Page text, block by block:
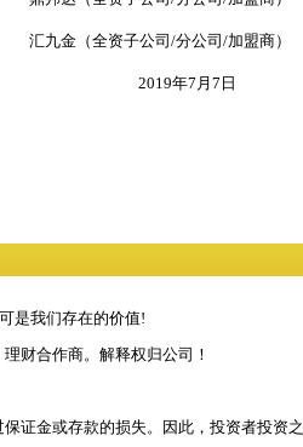
汇九金（全资子公司/分公司 /加盟商）
2019年7月7日
是我们存在的价值!
财合作商。解释权归公司！
证金或存款的损失。因此，投资者投资之